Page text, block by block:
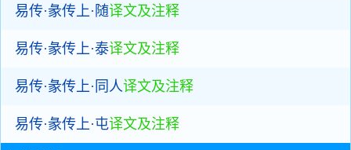
易传·彖传上·随译文及注释
易传·彖传上·泰译文及注释
易传·彖传上·同人译文及注释
易传·彖传上·屯译文及注释